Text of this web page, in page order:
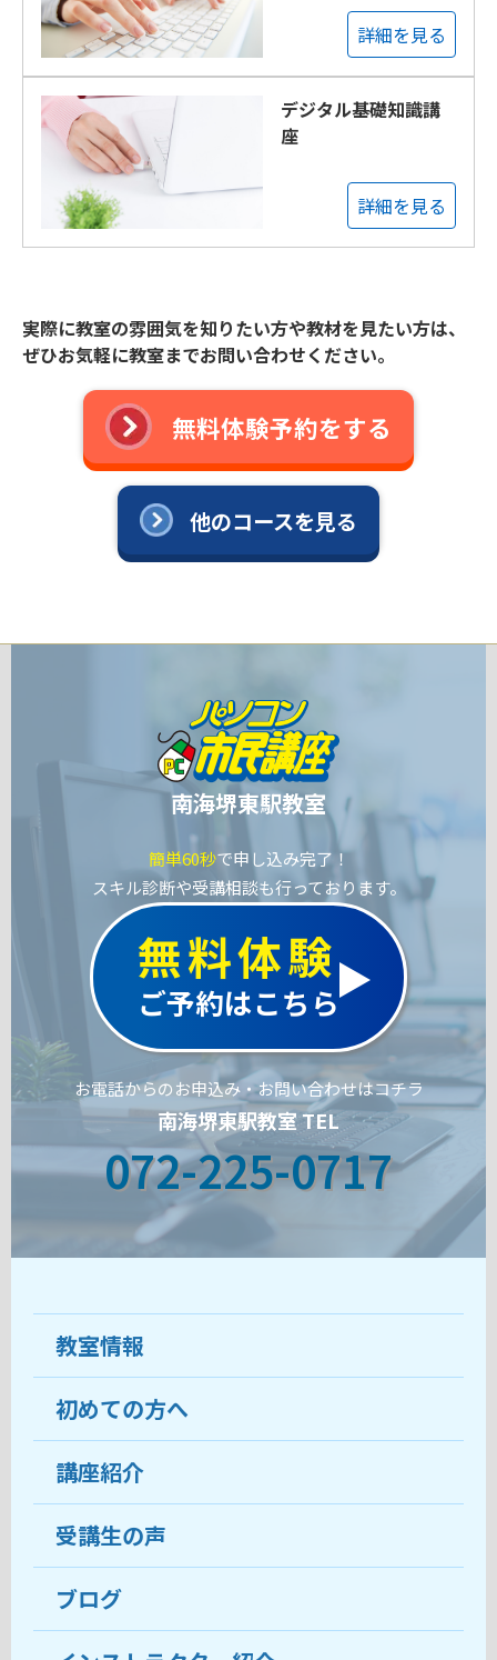
詳細を見る
デジタル基礎知識講
座
詳細を見る
実際に教室の雰囲気を知りたい方や教材を見たい方は、
ぜひお気軽に教室までお問い合わせください。
無料体験予約をする
他のコースを見る
南海堺東駅教室
簡単60秒で申し込み完了！
スキル診断や受講相談も行っております。
無料体験
ご予約はこちら
お電話からのお申込み・お問い合わせはコチラ
南海堺東駅教室 TEL
072-225-0717
教室情報
教室について
受講生の声
おすすめ・人気の講座
目的から講座を探す
教室ブログ
初めての方へ
ココがおすすめ
料金
受講までの流れ
よくあるご質問
講座紹介
受講生の声
ブログ